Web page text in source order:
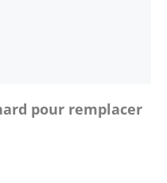
pour remplacer